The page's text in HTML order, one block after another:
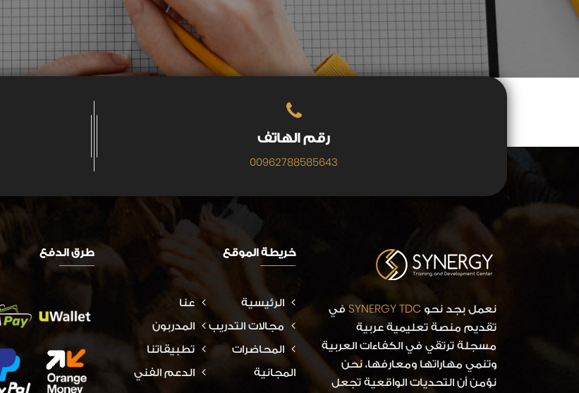
رقم الهاتف
00962788585643
فيSYNERGY TDC
تقديم منصة تعليمية عربية
مسجلة ترتقي في الكفاءات العربية
وتنمي مهاراتها ومعارفها، نحن
نؤمن أن التحديات الواقعية تجعل
خريطة الموقع
الرئيسية
عنا
مجالات التدريب
المدربون
المحاضرات
المجانية
تطبيقاتنا
الدعم الفني
طرق الدفع